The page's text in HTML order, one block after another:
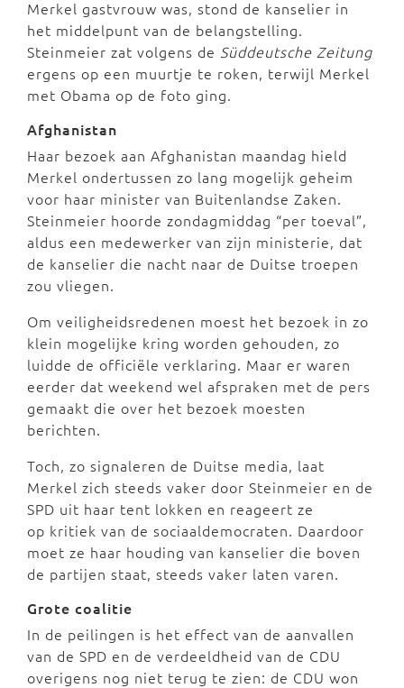
Merkel gastvrouw was, stond de kanselier in
het middelpunt van de belangstelling.
Steinmeier zat volgens de Süddeutsche Zeitung
ergens op een muurtje te roken, terwijl Merkel
met Obama op de foto ging.
Afghanistan
Haar bezoek aan Afghanistan maandag hield
Merkel ondertussen zo lang mogelijk geheim
voor haar minister van Buitenlandse Zaken.
Steinmeier hoorde zondagmiddag “per toeval”,
aldus een medewerker van zijn ministerie, dat
de kanselier die nacht naar de Duitse troepen
zou vliegen.
Om veiligheidsredenen moest het bezoek in zo
klein mogelijke kring worden gehouden, zo
luidde de officiële verklaring. Maar er waren
eerder dat weekend wel afspraken met de pers
gemaakt die over het bezoek moesten
berichten.
Toch, zo signaleren de Duitse media, laat
Merkel zich steeds vaker door Steinmeier en de
SPD uit haar tent lokken en reageert ze
op kritiek van de sociaaldemocraten. Daardoor
moet ze haar houding van kanselier die boven
de partijen staat, steeds vaker laten varen.
Grote coalitie
In de peilingen is het effect van de aanvallen
van de SPD en de verdeeldheid van de CDU
overigens nog niet terug te zien: de CDU won